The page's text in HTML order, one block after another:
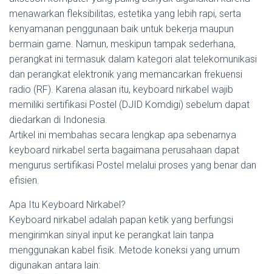
menawarkan fleksibilitas, estetika yang lebih rapi, serta
kenyamanan penggunaan baik untuk bekerja maupun
bermain game. Namun, meskipun tampak sederhana,
perangkat ini termasuk dalam kategori alat telekomunikasi
dan perangkat elektronik yang memancarkan frekuensi
radio (RF). Karena alasan itu, keyboard nirkabel wajib
memiliki sertifikasi Postel (DJID Komdigi) sebelum dapat
diedarkan di Indonesia.
Artikel ini membahas secara lengkap apa sebenarnya
keyboard nirkabel serta bagaimana perusahaan dapat
mengurus sertifikasi Postel melalui proses yang benar dan
efisien.
Apa Itu Keyboard Nirkabel?
Keyboard nirkabel adalah papan ketik yang berfungsi
mengirimkan sinyal input ke perangkat lain tanpa
menggunakan kabel fisik. Metode koneksi yang umum
digunakan antara lain: